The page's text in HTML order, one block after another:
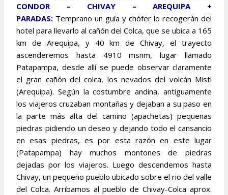
CONDOR – CHIVAY – AREQUIPA +
PARADAS: Temprano un guía y chófer lo recogerán del
hotel para llevarlo al cañón del Colca, que se ubica a 165
km de Arequipa, y 40 km de Chivay, el trayecto
ascenderemos hasta 4910 msnm, lugar llamado
Patapampa, desde allí se puede observar claramente
el gran cañón del colca, los nevados del volcán Misti
(Arequipa). Según la costumbre andina, antiguamente
los viajeros cruzaban montañas y dejaban a su paso en
la parte más alta del camino (apachetas) pequeñas
piedras pidiendo un deseo y dejando todo el cansancio
en esas piedras, es por esta razón en este lugar
(Patapampa) hay muchos montones de piedras
dejadas por los viajeros. Luego descendemos hasta
Chivay, un pequeño pueblo ubicado sobre el rio del valle
del Colca. Arribamos al pueblo de Chivay-Colca aprox.